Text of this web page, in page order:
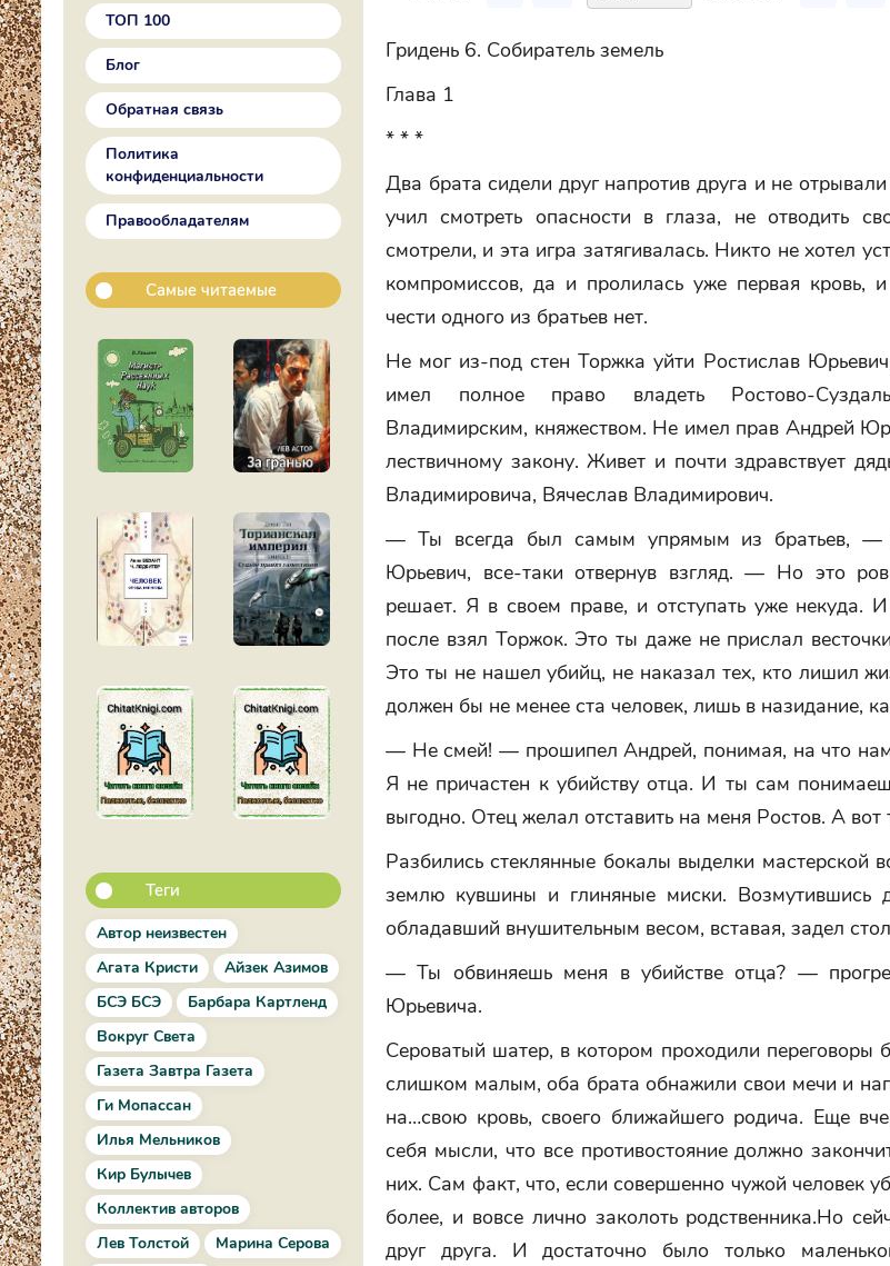
ТОП 100
Блог
Обратная связь
Политика
конфиденциальности
Правообладателям
Самые читаемые
Теги
Автор неизвестен
Агата Кристи
Айзек Азимов
БСЭ БСЭ
Барбара Картленд
Вокруг Света
Газета Завтра Газета
Ги Мопассан
Илья Мельников
Кир Булычев
Коллектив авторов
Лев Толстой
Марина Серова
Гридень 6. Собиратель земель
Глава 1
* * *
Два брата сидели друг напротив друга и не
учил смотреть опасности в глаза, не отводить
смотрели, и эта игра затягивалась. Никто не хотел
компромиссов, да и пролилась уже первая кровь,
чести одного из братьев нет.
Не мог из-под стен Торжка уйти Ростислав
имел полное право владеть Ростово-
Владимирским, княжеством. Не имел прав Андрей
лествичному закону. Живет и почти здравствует
Владимировича, Вячеслав Владимирович.
— Ты всегда был самым упрямым из братьев, —
Юрьевич, все-таки отвернув взгляд. — Но это
решает. Я в своем праве, и отступать уже некуда.
после взял Торжок. Это ты даже не прислал
Это ты не нашел убийц, не наказал тех, кто лишил
должен бы не менее ста человек, лишь в назидание,
— Не смей! — прошипел Андрей, понимая, на что
Я не причастен к убийству отца. И ты сам
выгодно. Отец желал отставить на меня Ростов. А вот
Разбились стеклянные бокалы выделки мастерской
землю кувшины и глиняные миски. Возмутившись
обладавший внушительным весом, вставая, задел
— Ты обвиняешь меня в убийстве отца? —
Юрьевича.
Сероватый шатер, в котором проходили переговоры
слишком малым, оба брата обнажили свои мечи и
на…свою кровь, своего ближайшего родича. Еще
себя мысли, что все противостояние должно
них. Сам факт, что, если совершенно чужой человек
более, и вовсе лично заколоть родственника.Но
друг друга. И достаточно было только